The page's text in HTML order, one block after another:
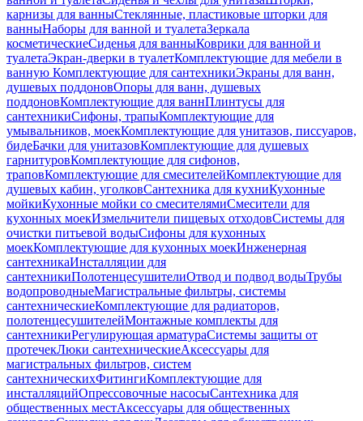
карнизы для ванныСтеклянные, пластиковые шторки для
ванныНаборы для ванной и туалетаЗеркала
косметическиеСиденья для ванныКоврики для ванной и
туалетаЭкран-дверки в туалетКомплектующие для мебели в
ванную Комплектующие для сантехникиЭкраны для ванн,
душевых поддоновОпоры для ванн, душевых
поддоновКомплектующие для ваннПлинтусы для
сантехникиСифоны, трапыКомплектующие для
умывальников, моекКомплектующие для унитазов, писсуаров,
бидеБачки для унитазовКомплектующие для душевых
гарнитуровКомплектующие для сифонов,
траповКомплектующие для смесителейКомплектующие для
душевых кабин, уголковСантехника для кухниКухонные
мойкиКухонные мойки со смесителямиСмесители для
кухонных моекИзмельчители пищевых отходовСистемы для
очистки питьевой водыСифоны для кухонных
моекКомплектующие для кухонных моекИнженерная
сантехникаИнсталляции для
сантехникиПолотенцесушителиОтвод и подвод водыТрубы
водопроводныеМагистральные фильтры, системы
сантехническиеКомплектующие для радиаторов,
полотенцесушителейМонтажные комплекты для
сантехникиРегулирующая арматураСистемы защиты от
протечекЛюки сантехническиеАксессуары для
магистральных фильтров, систем
сантехническихФитингиКомплектующие для
инсталляцийОпрессовочные насосыСантехника для
общественных местАксессуары для общественных